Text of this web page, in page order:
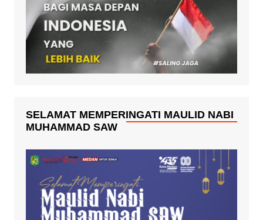
SELAMAT MEMPERINGATI MAULID NABI
MUHAMMAD SAW